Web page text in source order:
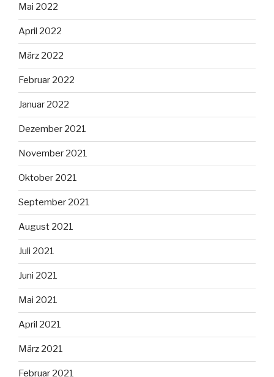
Mai 2022
April 2022
März 2022
Februar 2022
Januar 2022
Dezember 2021
November 2021
Oktober 2021
September 2021
August 2021
Juli 2021
Juni 2021
Mai 2021
April 2021
März 2021
Februar 2021